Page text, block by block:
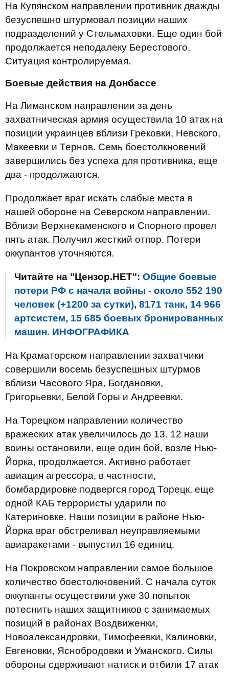
На Купянском направлении противник дважды
безуспешно штурмовал позиции наших
подразделений у Стельмаховки. Еще один бой
продолжается неподалеку Берестового.
Ситуация контролируемая.
Боевые действия на Донбассе
На Лиманском направлении за день
захватническая армия осуществила 10 атак на
позиции украинцев вблизи Грековки, Невского,
Макеевки и Тернов. Семь боестолкновений
завершились без успеха для противника, еще
два - продолжаются.
Продолжает враг искать слабые места в
нашей обороне на Северском направлении.
Вблизи Верхнекаменского и Спорного провел
пять атак. Получил жесткий отпор. Потери
оккупантов уточняются.
Читайте на "Цензор.НЕТ": Общие боевые
потери РФ с начала войны - около 552 190
человек (+1200 за сутки), 8171 танк, 14 966
артсистем, 15 685 боевых бронированных
машин. ИНФОГРАФИКА
На Краматорском направлении захватчики
совершили восемь безуспешных штурмов
вблизи Часового Яра, Богдановки,
Григорьевки, Белой Горы и Андреевки.
На Торецком направлении количество
вражеских атак увеличилось до 13. 12 наши
воины остановили, еще один бой, возле Нью-
Йорка, продолжается. Активно работает
авиация агрессора, в частности,
бомбардировке подвергся город Торецк, еще
одной КАБ террористы ударили по
Катериновке. Наши позиции в районе Нью-
Йорка враг обстреливал неуправляемыми
авиаракетами - выпустил 16 единиц.
На Покровском направлении самое большое
количество боестолкновений. С начала суток
оккупанты осуществили уже 30 попыток
потеснить наших защитников с занимаемых
позиций в районах Воздвиженки,
Новоалександровки, Тимофеевки, Калиновки,
Евгеновки, Яснобродовки и Уманского. Силы
обороны сдерживают натиск и отбили 17 атак